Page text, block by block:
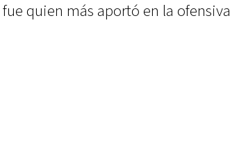
quien más aportó en la ofensiva